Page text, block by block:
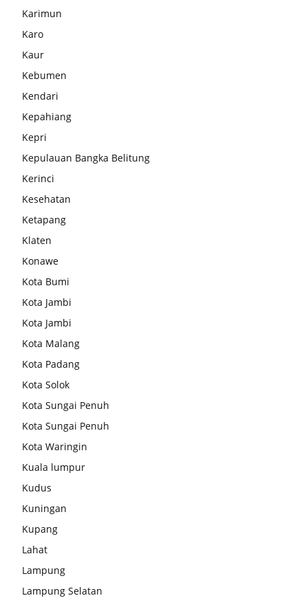
Karimun
Karo
Kaur
Kebumen
Kendari
Kepahiang
Kepri
Kepulauan Bangka Belitung
Kerinci
Kesehatan
Ketapang
Klaten
Konawe
Kota Bumi
Kota Jambi
Kota Jambi
Kota Malang
Kota Padang
Kota Solok
Kota Sungai Penuh
Kota Sungai Penuh
Kota Waringin
Kuala lumpur
Kudus
Kuningan
Kupang
Lahat
Lampung
Lampung Selatan